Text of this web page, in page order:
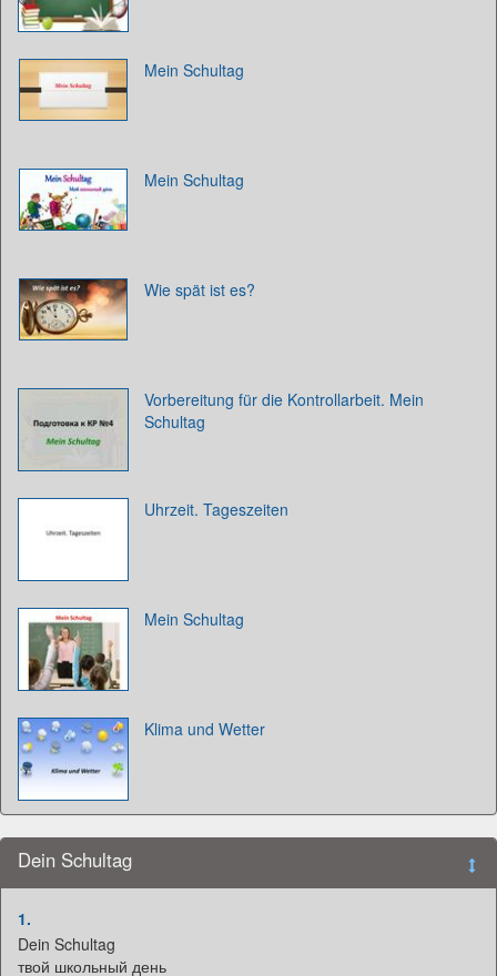
Mein Schultag
Mein Schultag
Wie spät ist es?
Vorbereitung für die Kontrollarbeit. Mein
Schultag
Uhrzeit. Tageszeiten
Mein Schultag
Klima und Wetter
Dein Schultag
1.
Dein Schultag
твой школьный день